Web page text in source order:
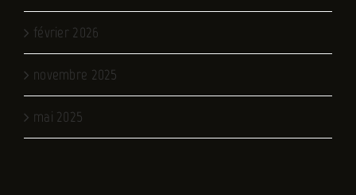
février 2026
novembre 2025
mai 2025